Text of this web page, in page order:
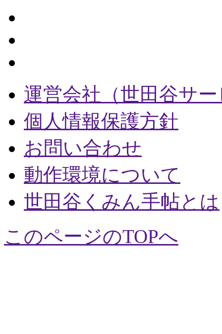
運営会社（世田谷サ
個人情報保護方針
お問い合わせ
動作環境について
世田谷くみん手帖とは
このページのTOPへ